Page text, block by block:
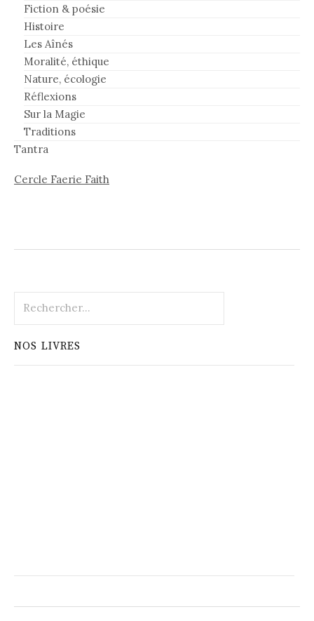
Fiction & poésie
Histoire
Les Aînés
Moralité, éthique
Nature, écologie
Réflexions
Sur la Magie
Traditions
Tantra
Cercle Faerie Faith
NOS LIVRES